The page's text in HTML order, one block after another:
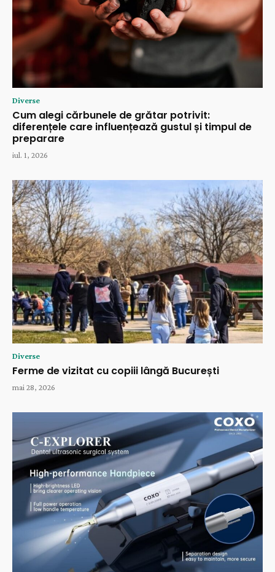
Diverse
Cum alegi cărbunele de grătar potrivit:
diferențele care influențează gustul și timpul de
preparare
iul. 1, 2026
Diverse
Ferme de vizitat cu copiii lângă București
mai 28, 2026